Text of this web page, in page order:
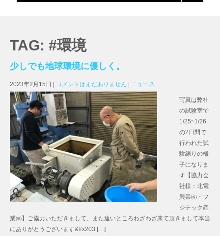
TAG: #環境
少しでも地球環境に優しく。
2023年2月15日 コメントはまだありません ニュース
写真は弊社
の試験室で
1/25~1/26
の2日間で
行われた試
験練りの様
子になりま
す【協力会
社様：北電
興業㈱・フ
ジテック産
業㈱】ご協力いただきまして、また遠いところわざわざ来て頂きまして本当
にありがとうございます&#x203 […]